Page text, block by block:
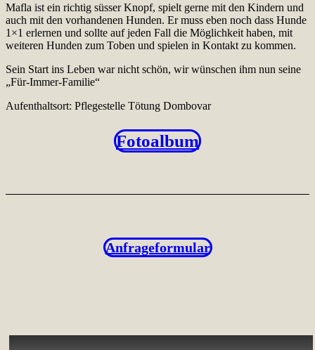
Mafla ist ein richtig süsser Knopf, spielt gerne mit den Kindern und
auch mit den vorhandenen Hunden. Er muss eben noch dass Hunde
1×1 erlernen und sollte auf jeden Fall die Möglichkeit haben, mit
weiteren Hunden zum Toben und spielen in Kontakt zu kommen.
Sein Start ins Leben war nicht schön, wir wünschen ihm nun seine
„Für-Immer-Familie“
Aufenthaltsort: Pflegestelle Tötung Dombovar
Fotoalbum
Anfrageformular